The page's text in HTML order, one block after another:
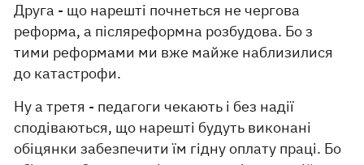
Друга - що нарешті почнеться не чергова
реформа, а післяреформна розбудова. Бо з
тими реформами ми вже майже наблизилися
до катастрофи.
Ну а третя - педагоги чекають і без надії
сподіваються, що нарешті будуть виконані
обіцянки забезпечити їм гідну оплату праці. Бо